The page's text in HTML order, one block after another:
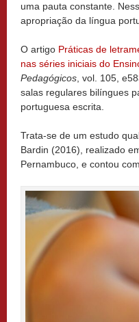
uma pauta constante.
apropriação da língua
O artigo Práticas de
nas séries iniciais do
Pedagógicos , vol. 105,
salas regulares bilíngues
portuguesa escrita.
Trata-se de um estudo
Bardin (2016), realizado
Pernambuco, e contou